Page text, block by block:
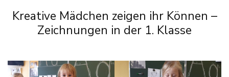
Kreative Mädchen zeigen ihr Können –
Zeichnungen in der 1. Klasse